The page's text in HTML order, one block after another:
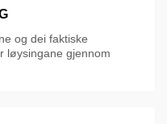
og dei faktiske
løysingane gjennom